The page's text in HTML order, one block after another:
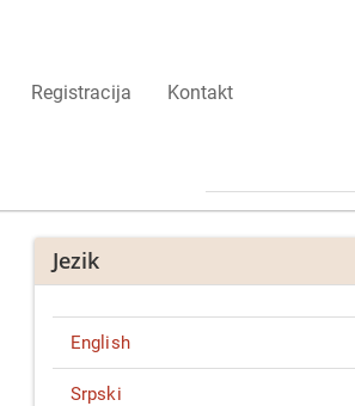
Registracija Kontakt
Jezik
English
Srpski